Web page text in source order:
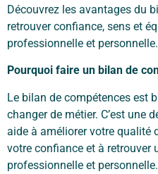
Découvrez les avantages du
retrouver confiance, sens et
professionnelle et personnelle.
Pourquoi faire un bilan de
Le bilan de compétences est
changer de métier. C’est une
aide à améliorer votre qualité
votre confiance et à retrouver
professionnelle et personnelle.